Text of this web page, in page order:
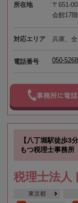
所在地
〒651-
会館17階
対応エリア 兵庫、
電話番号 050-
事務所に電
【八丁堀駅徒歩3
もつ税理士事務所
税理士法人
東京都